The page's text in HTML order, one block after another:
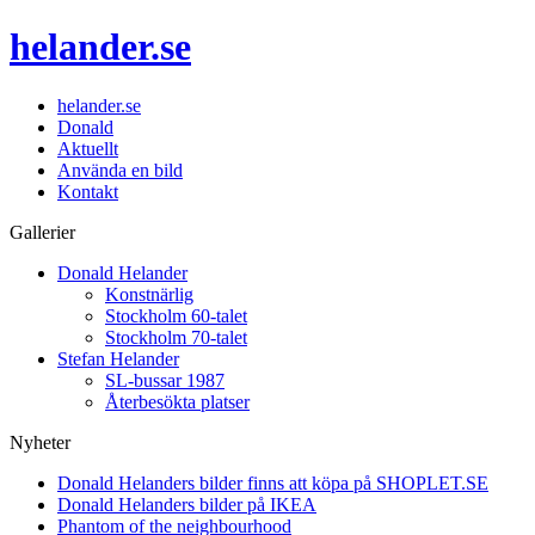
helander.se
helander.se
Donald
Aktuellt
Använda en bild
Kontakt
Gallerier
Donald Helander
Konstnärlig
Stockholm 60-talet
Stockholm 70-talet
Stefan Helander
SL-bussar 1987
Återbesökta platser
Nyheter
Donald Helanders bilder finns att köpa på SHOPLET.SE
Donald Helanders bilder på IKEA
Phantom of the neighbourhood